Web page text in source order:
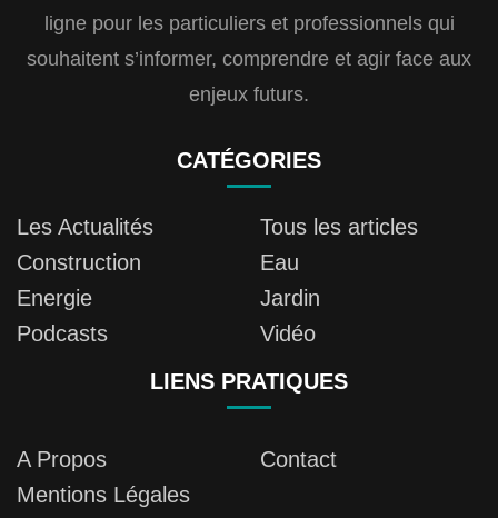
ligne pour les particuliers et professionnels qui
souhaitent s’informer, comprendre et agir face aux
enjeux futurs.
CATÉGORIES
Les Actualités
Tous les articles
Construction
Eau
Energie
Jardin
Podcasts
Vidéo
LIENS PRATIQUES
A Propos
Contact
Mentions Légales